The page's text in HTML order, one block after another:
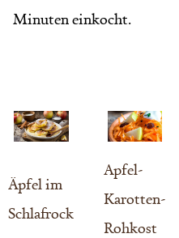
Minuten einkocht.
Äpfel im
Schlafrock
Apfel-
Karotten-
Rohkost